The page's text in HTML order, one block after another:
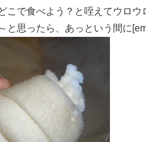
こで食べよう？と咥えてウロウ
と思ったら、あっという間に